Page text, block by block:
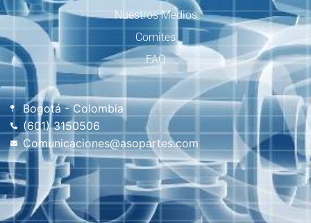
Nuestros Medios
Comites
FAQ
Bogotá - Colombia
(601) 3150506
Comunicaciones@asopartes.com